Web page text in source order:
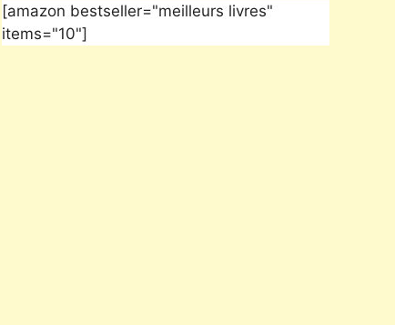
[amazon bestseller="meilleurs livres"
items="10"]